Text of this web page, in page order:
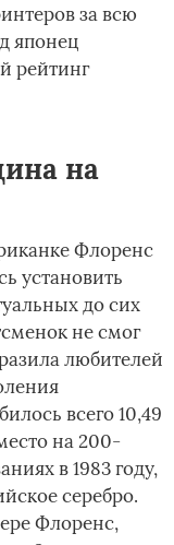
за всю
японец
рейтинг
на
Флоренс
установить
до сих
не смог
любителей
всего 10,49
на 200-
в 1983 году,
серебро.
Флоренс,